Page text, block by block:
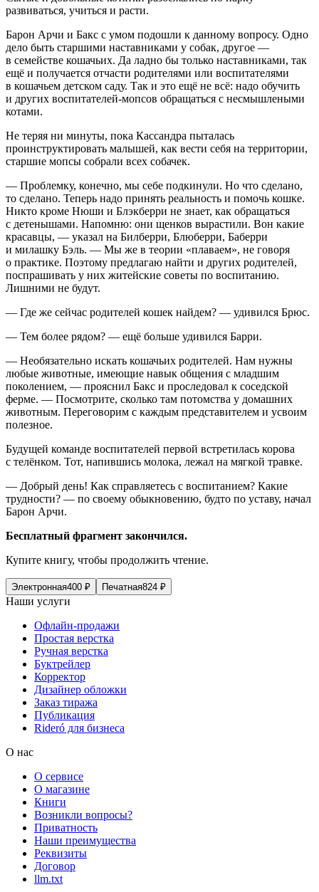
развиваться, учиться и расти.
Барон Арчи и Бакс с умом подошли к данному вопросу. Одно
дело быть старшими наставниками у собак, другое —
в семействе кошачьих. Да ладно бы только наставниками, так
ещё и получается отчасти родителями или воспитателями
в кошачьем детском саду. Так и это ещё не всё: надо обучить
и других воспитателей-мопсов обращаться с несмышлеными
котами.
Не теряя ни минуты, пока Кассандра пыталась
проинструктировать малышей, как вести себя на территории,
старшие мопсы собрали всех собачек.
— Проблемку, конечно, мы себе подкинули. Но что сделано,
то сделано. Теперь надо принять реальность и помочь кошке.
Никто кроме Нюши и Блэкберри не знает, как обращаться
с детенышами. Напомню: они щенков вырастили. Вон какие
красавцы, — указал на Билберри, Блюберри, Баберри
и милашку Бэль. — Мы же в теории «плаваем», не говоря
о практике. Поэтому предлагаю найти и других родителей,
поспрашивать у них житейские советы по воспитанию.
Лишними не будут.
— Где же сейчас родителей кошек найдем? — удивился Брюс.
— Тем более рядом? — ещё больше удивился Барри.
— Необязательно искать кошачьих родителей. Нам нужны
любые животные, имеющие навык общения с младшим
поколением, — прояснил Бакс и проследовал к соседской
ферме. — Посмотрите, сколько там потомства у домашних
животным. Переговорим с каждым представителем и усвоим
полезное.
Будущей команде воспитателей первой встретилась корова
с телёнком. Тот, напившись молока, лежал на мягкой травке.
— Добрый день! Как справляетесь с воспитанием? Какие
трудности? — по своему обыкновению, будто по уставу, начал
Барон Арчи.
Бесплатный фрагмент закончился.
Купите книгу, чтобы продолжить чтение.
Электронная400 ₽ Печатная824 ₽
Наши услуги
Офлайн-продажи
Простая верстка
Ручная верстка
Буктрейлер
Корректор
Дизайнер обложки
Заказ тиража
Публикация
Rideró для бизнеса
О нас
О сервисе
О магазине
Книги
Возникли вопросы?
Приватность
Наши преимущества
Реквизиты
Договор
llm.txt